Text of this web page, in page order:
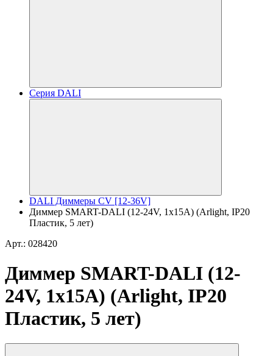
Серия DALI
DALI Диммеры CV [12-36V]
Диммер SMART-DALI (12-24V, 1x15A) (Arlight, IP20
Пластик, 5 лет)
Арт.: 028420
Диммер SMART-DALI (12-
24V, 1x15A) (Arlight, IP20
Пластик, 5 лет)